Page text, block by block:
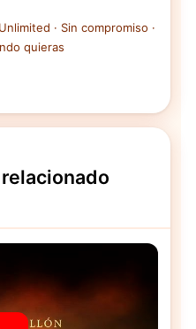
· Sin compromiso ·
quieras